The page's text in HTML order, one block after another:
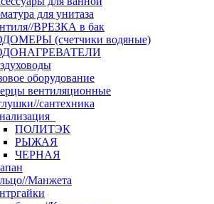
для унитаза
ВРЕЗКА в бак
(счетчики водяные)
оборудование
вентиляционные
сантехника
ПОЛИТЭК
РЫЖАЯ
ЧЕРНАЯ
Манжета